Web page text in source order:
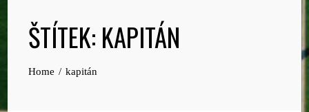
ŠTÍTEK: KAPITÁN
Home kapitán